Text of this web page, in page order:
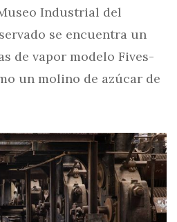
Industrial del
se encuentra un
de vapor modelo Fives-
un molino de azúcar de